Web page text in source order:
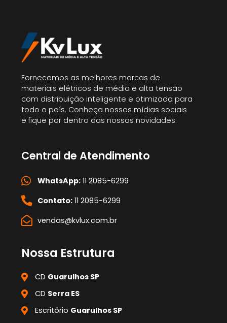
Fornecemos as melhores marcas de
materiais elétricos de média e alta tensão
com distribuição inteligente e otimizada para
todo o país. Conheça nossas mídias sociais
e fique por dentro das nossas novidades.
Central de Atendimento
WhatsApp:11 2085-6299
Contato:11 2085-6299
vendas@kvlux.com.br
Nossa Estrutura
CD Guarulhos SP
CD Serra ES
Escritório Guarulhos SP